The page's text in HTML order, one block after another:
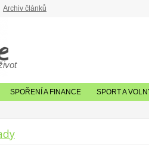
Archiv článků
SPOŘENÍ A FINANCE SPORT A